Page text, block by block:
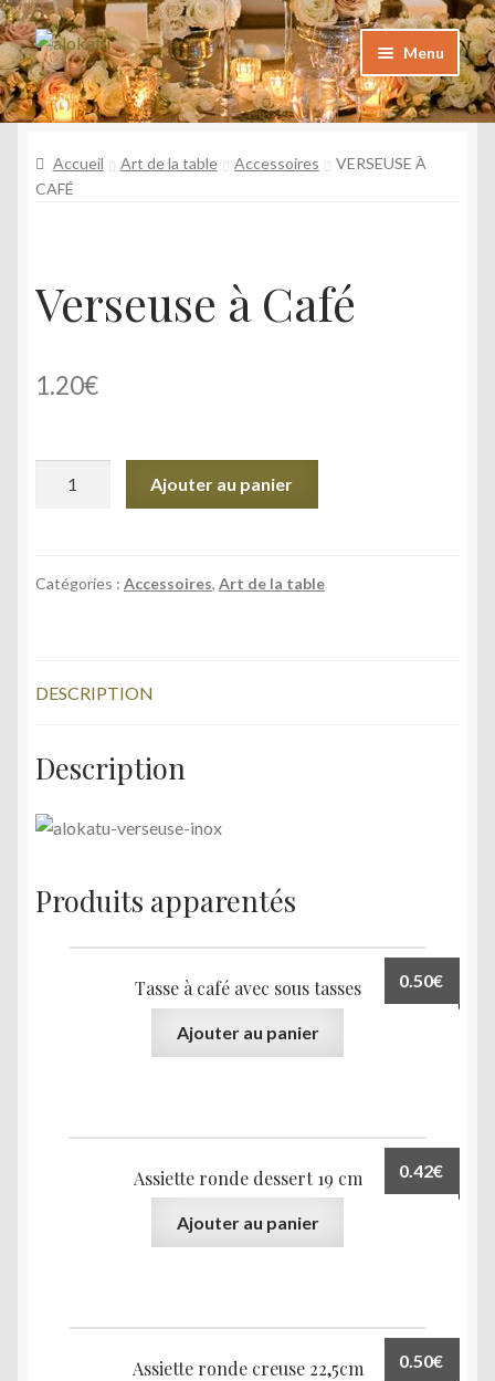
Aller
à
la
navigation
Aller
au
contenu
Menu
Catalogue
Foire aux questions
Argazkiak
Kontaktua
Nire kontua
Accueil Art de la table Accessoires
VERSEUSE À
CAFÉ
Verseuse à Café
1.20€
Café
Ajouter au panier
Catégories : Accessoires, Art de la table
DESCRIPTION
Description
Produits apparentés
Tasse à café avec sous tasses 0.50€
Ajouter au panier
Assiette ronde dessert 19 cm 0.42€
Ajouter au panier
Assiette ronde creuse 22,5cm 0.50€